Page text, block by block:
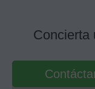
Concierta